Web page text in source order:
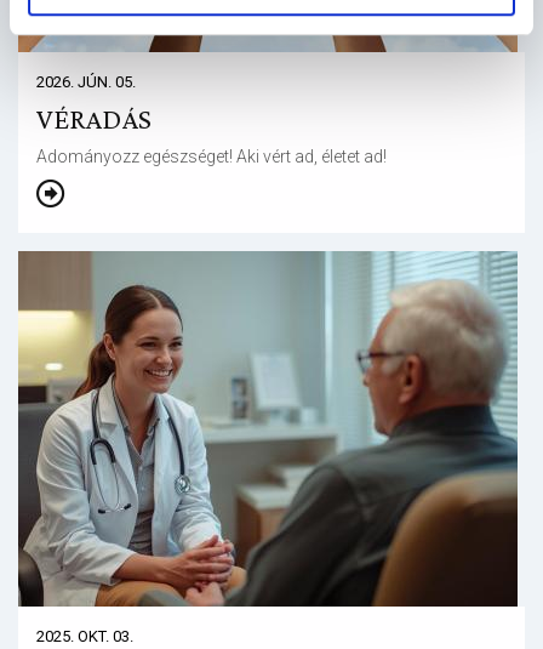
2026. JÚN. 05.
VÉRADÁS
Adományozz egészséget! Aki vért ad, életet ad!
2025. OKT. 03.